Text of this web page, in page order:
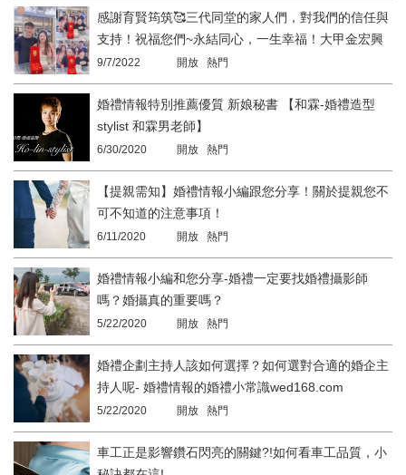
感謝育賢筠筑🥰三代同堂的家人們，對我們的信任與
支持！祝福您們~永結同心，一生幸福！大甲金宏興
珠寶。
9/7/2022 開放 熱門
婚禮情報特別推薦優質 新娘秘書 【和霖-婚禮造型
stylist 和霖男老師】
6/30/2020 開放 熱門
【提親需知】婚禮情報小編跟您分享！關於提親您不
可不知道的注意事項！
6/11/2020 開放 熱門
婚禮情報小編和您分享-婚禮一定要找婚禮攝影師
嗎？婚攝真的重要嗎？
5/22/2020 開放 熱門
婚禮企劃主持人該如何選擇？如何選對合適的婚企主
持人呢- 婚禮情報的婚禮小常識wed168.com
5/22/2020 開放 熱門
車工正是影響鑽石閃亮的關鍵?!如何看車工品質，小